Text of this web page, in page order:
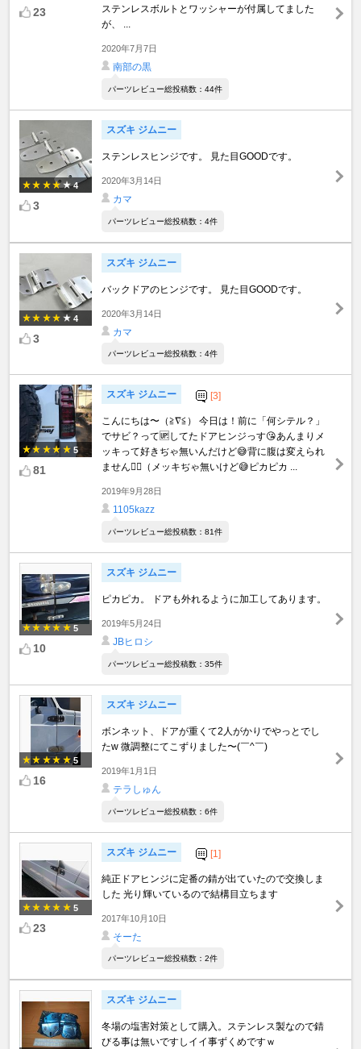
23
ステンレスボルトとワッシャーが付属してました
が、 ...
2020年7月7日
南部の黒
パーツレビュー総投稿数：44件
4
3
スズキ ジムニー
ステンレスヒンジです。 見た目GOODです。
2020年3月14日
カマ
パーツレビュー総投稿数：4件
4
3
スズキ ジムニー
バックドアのヒンジです。 見た目GOODです。
2020年3月14日
カマ
パーツレビュー総投稿数：4件
5
81
スズキ ジムニー [3]
こんにちは〜（≧∇≦） 今日は！前に「何シテル？」
でサビ？って🆙してたドアヒンジっす😘あんまりメ
ッキって好きぢゃ無いんだけど😅背に腹は変えられ
ません🤷‍♂️（メッキぢゃ無いけど😅ピカピカ ...
2019年9月28日
1105kazz
パーツレビュー総投稿数：81件
5
10
スズキ ジムニー
ピカピカ。 ドアも外れるように加工してあります。
2019年5月24日
JBヒロシ
パーツレビュー総投稿数：35件
5
16
スズキ ジムニー
ボンネット、ドアが重くて2人がかりでやっとでし
たw 微調整にてこずりました〜(￣^￣)
2019年1月1日
テラしゅん
パーツレビュー総投稿数：6件
5
23
スズキ ジムニー [1]
純正ドアヒンジに定番の錆が出ていたので交換しま
した 光り輝いているので結構目立ちます
2017年10月10日
そーた
パーツレビュー総投稿数：2件
スズキ ジムニー
冬場の塩害対策として購入。ステンレス製なので錆
びる事は無いですしイイ事ずくめですｗ